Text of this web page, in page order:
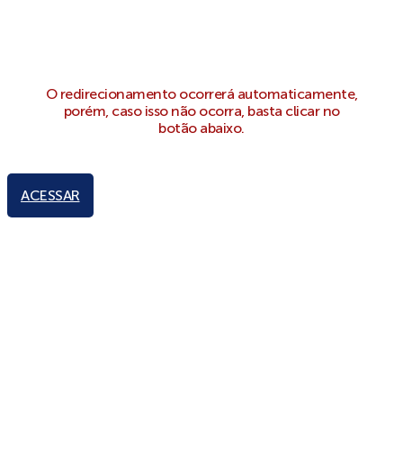
O redirecionamento ocorrerá automaticamente,
porém, caso isso não ocorra, basta clicar no
botão abaixo.
ACESSAR